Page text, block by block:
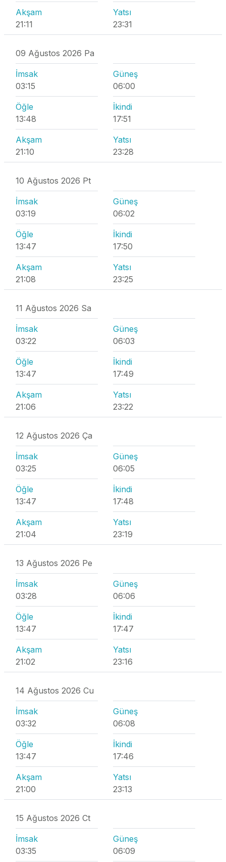
Akşam
21:11
Yatsı
23:31
09 Ağustos 2026 Pa
İmsak
03:15
Güneş
06:00
Öğle
13:48
İkindi
17:51
Akşam
21:10
Yatsı
23:28
10 Ağustos 2026 Pt
İmsak
03:19
Güneş
06:02
Öğle
13:47
İkindi
17:50
Akşam
21:08
Yatsı
23:25
11 Ağustos 2026 Sa
İmsak
03:22
Güneş
06:03
Öğle
13:47
İkindi
17:49
Akşam
21:06
Yatsı
23:22
12 Ağustos 2026 Ça
İmsak
03:25
Güneş
06:05
Öğle
13:47
İkindi
17:48
Akşam
21:04
Yatsı
23:19
13 Ağustos 2026 Pe
İmsak
03:28
Güneş
06:06
Öğle
13:47
İkindi
17:47
Akşam
21:02
Yatsı
23:16
14 Ağustos 2026 Cu
İmsak
03:32
Güneş
06:08
Öğle
13:47
İkindi
17:46
Akşam
21:00
Yatsı
23:13
15 Ağustos 2026 Ct
İmsak
03:35
Güneş
06:09